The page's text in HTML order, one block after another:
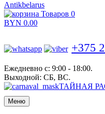
Antikbelarus
Товаров 0
BYN 0.00
+375
Ежедневно с: 9:00 - 18:00.
Выходной: СБ, ВС.
ТАЙНАЯ
Меню